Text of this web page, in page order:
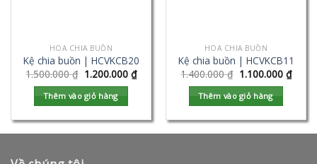
HOA CHIA BUỒN
Kệ chia buồn | HCVKCB20
1.500.000₫ 1.200.000 ₫
Thêm vào giỏ hàng
HOA CHIA BUỒN
Kệ chia buồn | HCVKCB11
1.400.000₫ 1.100.000 ₫
Thêm vào giỏ hàng